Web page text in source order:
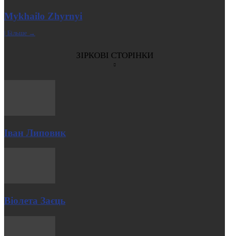
Mykhailo Zhyrnyi
| Більше →
ЗІРКОВІ СТОРІНКИ
Іван Липовик
Віолета Заєць